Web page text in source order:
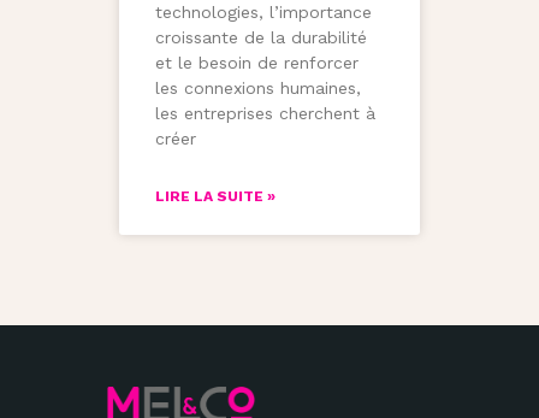
technologies, l’importance
croissante de la durabilité
et le besoin de renforcer
les connexions humaines,
les entreprises cherchent à
créer
LIRE LA SUITE »